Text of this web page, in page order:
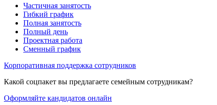
Частичная занятость
Гибкий график
Полная занятость
Полный день
Проектная работа
Сменный график
Корпоративная поддержка сотрудников
Какой соцпакет вы предлагаете семейным сотрудникам?
Оформляйте кандидатов онлайн